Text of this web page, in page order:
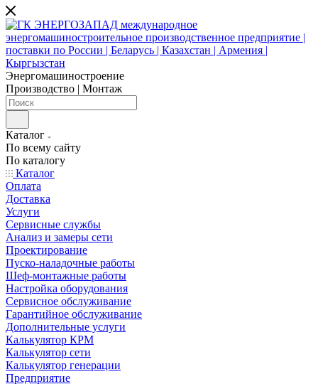
Энергомашиностроение
Производство | Монтаж
Каталог
По всему сайту
По каталогу
Каталог
Оплата
Доставка
Услуги
Сервисные службы
Анализ и замеры сети
Проектирование
Пуско-наладочные работы
Шеф-монтажные работы
Настройка оборудования
Сервисное обслуживание
Гарантийное обслуживание
Дополнительные услуги
Калькулятор КРМ
Калькулятор сети
Калькулятор генерации
Предприятие